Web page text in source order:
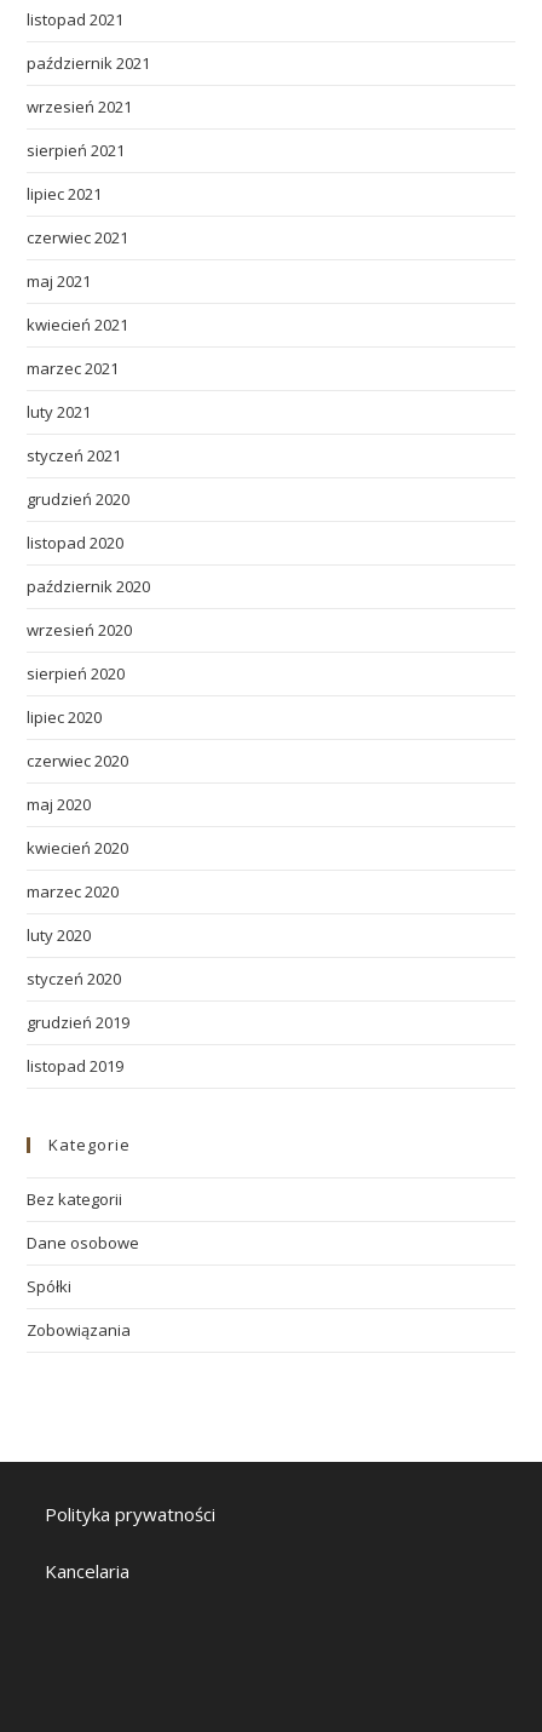
listopad 2021
październik 2021
wrzesień 2021
sierpień 2021
lipiec 2021
czerwiec 2021
maj 2021
kwiecień 2021
marzec 2021
luty 2021
styczeń 2021
grudzień 2020
listopad 2020
październik 2020
wrzesień 2020
sierpień 2020
lipiec 2020
czerwiec 2020
maj 2020
kwiecień 2020
marzec 2020
luty 2020
styczeń 2020
grudzień 2019
listopad 2019
Kategorie
Bez kategorii
Dane osobowe
Spółki
Zobowiązania
Polityka prywatności
Kancelaria